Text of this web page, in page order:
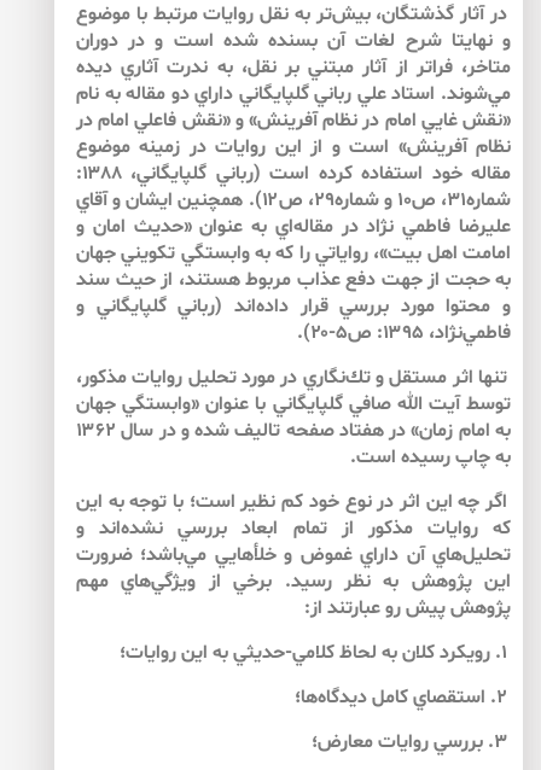
در آثار گذشتگان، بيش‌‌تر به نقل روايات مرتبط با موضوع
و نهايتا شرح لغات آن بسنده شده است و در دوران
متاخر، فراتر از آثار مبتني بر نقل، به ندرت آثاري ديده
مي‌شوند. استاد علي رباني گلپايگاني داراي دو مقاله به نام
«نقش غايي امام در نظام آفرينش» و «نقش فاعلي امام در
نظام آفرينش» است و از اين روايات در زمينه موضوع
مقاله خود استفاده كرده است (رباني گلپايگاني، ۱۳۸۸:
شماره۳۱، ص۱۰ و شماره۲۹، ص۱۲). همچنين ايشان و آقاي
عليرضا فاطمي نژاد در مقاله‌اي به عنوان «حديث امان و
امامت اهل بيت»، رواياتي را كه به وابستگي تكويني جهان
به حجت از جهت دفع عذاب مربوط هستند، از حيث سند
و محتوا مورد بررسي قرار داده‌اند (رباني گلپايگاني و
فاطمي‌نژاد، ۱۳۹۵: ص۵-۲۰).
تنها اثر مستقل و تك‌نگاري در مورد تحليل روايات مذكور،
توسط آيت الله صافي گلپايگاني با عنوان «وابستگي جهان
به امام زمان» در هفتاد صفحه تاليف شده و در سال ۱۳۶۲
به چاپ رسيده است.
اگر چه اين اثر در نوع خود كم نظير است؛ با توجه به اين
كه روايات مذكور از تمام ابعاد بررسي نشده‌اند و
تحليل‌هاي آن داراي غموض و خلأهايي مي‌باشد؛ ضرورت
اين پژوهش به نظر رسيد. برخي از ويژگي‌هاي مهم
پژوهش پيش رو عبارتند از:
۱. رويكرد كلان به لحاظ كلامي-حديثي به اين روايات؛
۲. استقصاي كامل ديدگاه‌ها؛
۳. بررسي روايات معارض؛